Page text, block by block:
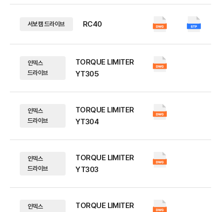
서보캠 드라이브 RC40
인덱스
드라이브
TORQUE LIMITER
YT305
인덱스
드라이브
TORQUE LIMITER
YT304
인덱스
드라이브
TORQUE LIMITER
YT303
인덱스
TORQUE LIMITER